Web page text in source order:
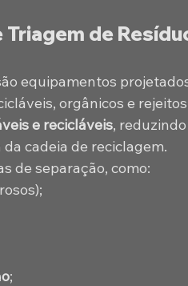
Triagem de
equipamentos
orgânicos e
e recicláveis,
cadeia de reciclagem.
de separação, como:
;